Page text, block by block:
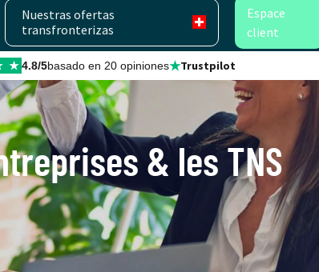
Nuestras ofertas
transfronterizas
Espace
client
★ 4.8/5basado en 20 opiniones★Trustpilot
& les TNS